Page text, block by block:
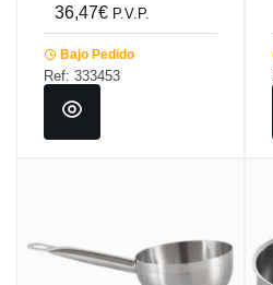
36,47€ P.V.P.
Bajo Pedido
Ref: 333453